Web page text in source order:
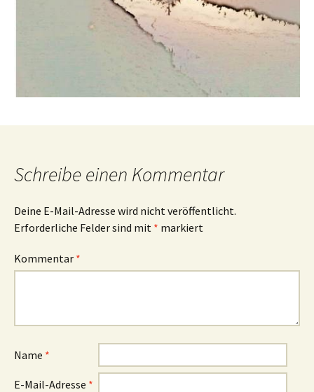
Schreibe einen Kommentar
Deine E-Mail-Adresse wird nicht veröffentlicht.
Erforderliche Felder sind mit * markiert
Kommentar *
Name *
E-Mail-Adresse *